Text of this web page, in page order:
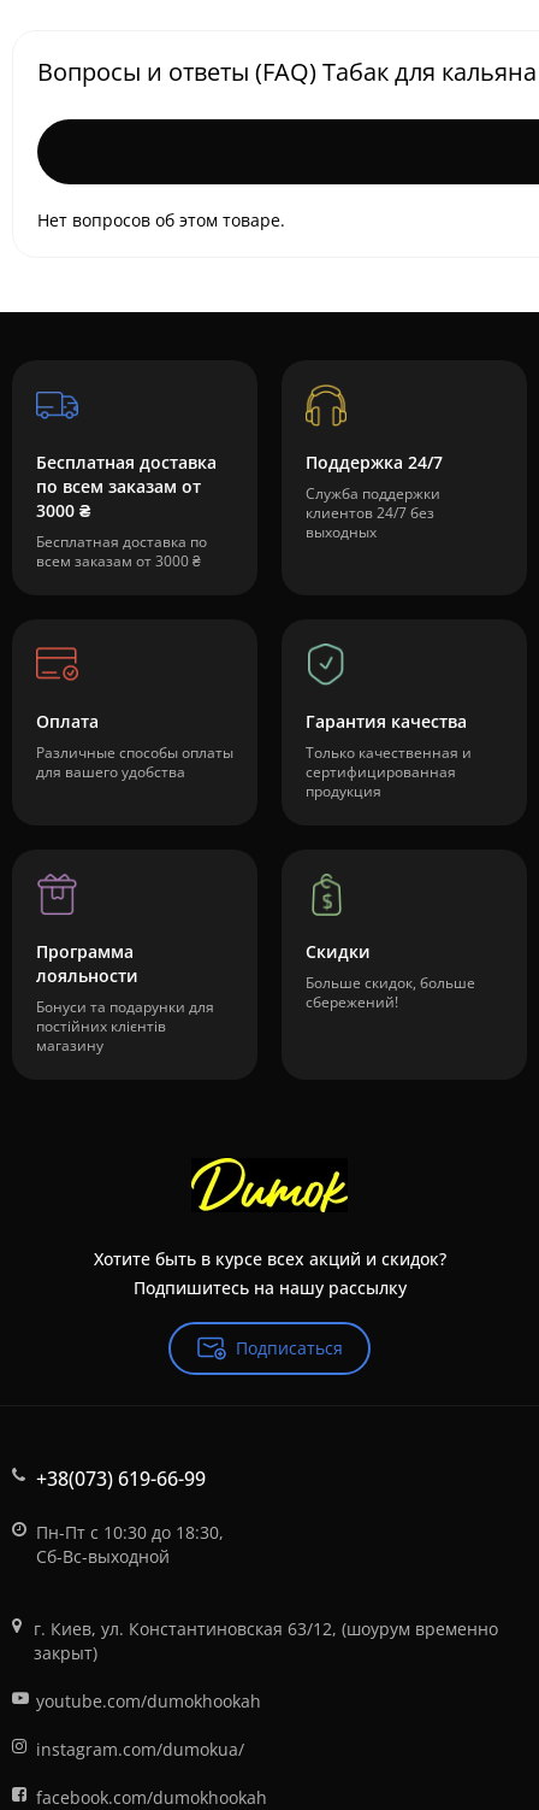
Вопросы и ответы (FAQ) Табак для
Нет вопросов об этом товаре.
Бесплатная доставка
по всем заказам от
3000 ₴
Бесплатная доставка по
всем заказам от 3000 ₴
Поддержка 24/7
Служба поддержки
клиентов 24/7 без
выходных
Оплата
Различные способы оплаты
для вашего удобства
Гарантия качества
Только качественная и
сертифицированная
продукция
Программа
лояльности
Бонуси та подарунки для
постійних клієнтів
магазину
Скидки
Больше скидок, больше
сбережений!
Хотите быть в курсе всех акций и скидок?
Подпишитесь на нашу рассылку
Подписаться
+38(073) 619-66-99
Пн-Пт с 10:30 до 18:30,
Сб-Вс-выходной
г. Киев, ул. Константиновская 63/12, (шоурум временно
закрыт)
youtube.com/dumokhookah
instagram.com/dumokua/
facebook.com/dumokhookah